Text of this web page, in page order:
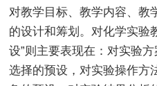
对教学目标、教学内容、教
的设计和筹划。对化学实验
设”则主要表现在：对实验
选择的预设，对实验操作方